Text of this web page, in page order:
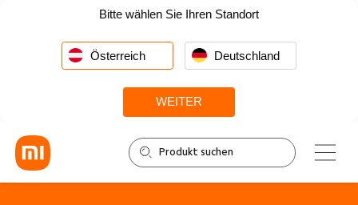
Bitte wählen Sie Ihren Standort
Österreich Deutschland
WEITER